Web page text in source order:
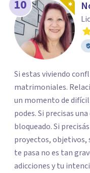
10
Si estas viviendo
matrimoniales.
un momento de
podes. Si precisas
bloqueado. Si
proyectos, objetivos,
te pasa no es tan
adicciones y tu